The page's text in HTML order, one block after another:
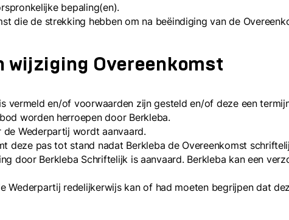
bepaling(en).
die de strekking hebben om na beëindiging van de
wijziging Overeenkomst
vermeld en/of voorwaarden zijn gesteld en/of deze een
worden herroepen door Berkleba.
Wederpartij wordt aanvaard.
deze pas tot stand nadat Berkleba de Overeenkomst
door Berkleba Schriftelijk is aanvaard. Berkleba kan een
Wederpartij redelijkerwijs kan of had moeten begrijpen dat